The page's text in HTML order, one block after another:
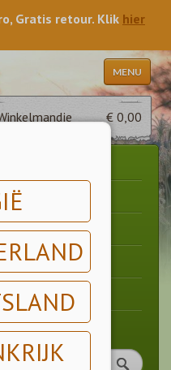
Gratis retour. Klik hier
MENU
€ 0,00